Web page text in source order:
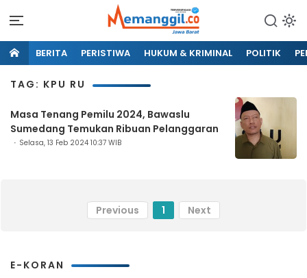
BERITA PERISTIWA HUKUM & KRIMINAL POLITIK
TAG: KPU RU
Masa Tenang Pemilu 2024, Bawaslu
Sumedang Temukan Ribuan Pelanggaran
Selasa, 13 Feb 2024 10:37 WIB
Previous 1 Next
E-KORAN